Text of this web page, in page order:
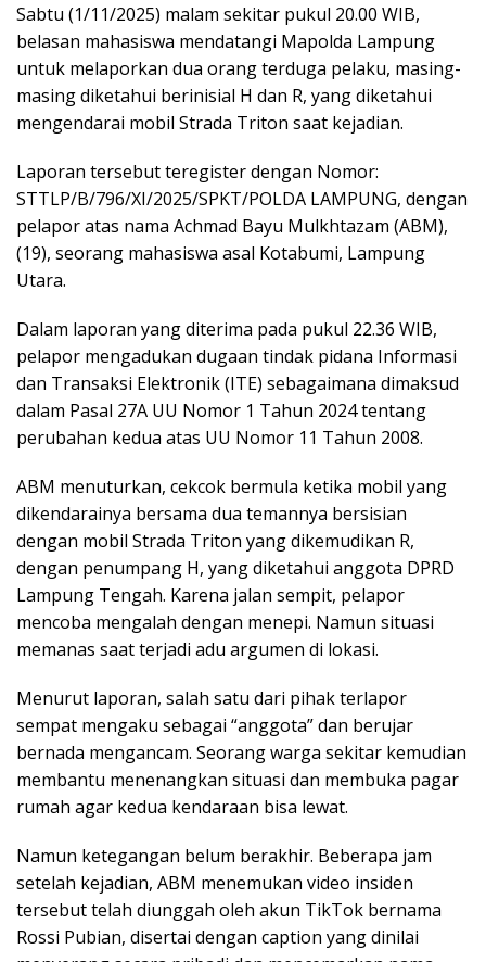
Sabtu (1/11/2025) malam sekitar pukul 20.00 WIB,
belasan mahasiswa mendatangi Mapolda Lampung
untuk melaporkan dua orang terduga pelaku, masing-
masing diketahui berinisial H dan R, yang diketahui
mengendarai mobil Strada Triton saat kejadian.
Laporan tersebut teregister dengan Nomor:
STTLP/B/796/XI/2025/SPKT/POLDA LAMPUNG, dengan
pelapor atas nama Achmad Bayu Mulkhtazam (ABM),
(19), seorang mahasiswa asal Kotabumi, Lampung
Utara.
Dalam laporan yang diterima pada pukul 22.36 WIB,
pelapor mengadukan dugaan tindak pidana Informasi
dan Transaksi Elektronik (ITE) sebagaimana dimaksud
dalam Pasal 27A UU Nomor 1 Tahun 2024 tentang
perubahan kedua atas UU Nomor 11 Tahun 2008.
ABM menuturkan, cekcok bermula ketika mobil yang
dikendarainya bersama dua temannya bersisian
dengan mobil Strada Triton yang dikemudikan R,
dengan penumpang H, yang diketahui anggota DPRD
Lampung Tengah. Karena jalan sempit, pelapor
mencoba mengalah dengan menepi. Namun situasi
memanas saat terjadi adu argumen di lokasi.
Menurut laporan, salah satu dari pihak terlapor
sempat mengaku sebagai “anggota” dan berujar
bernada mengancam. Seorang warga sekitar kemudian
membantu menenangkan situasi dan membuka pagar
rumah agar kedua kendaraan bisa lewat.
Namun ketegangan belum berakhir. Beberapa jam
setelah kejadian, ABM menemukan video insiden
tersebut telah diunggah oleh akun TikTok bernama
Rossi Pubian, disertai dengan caption yang dinilai